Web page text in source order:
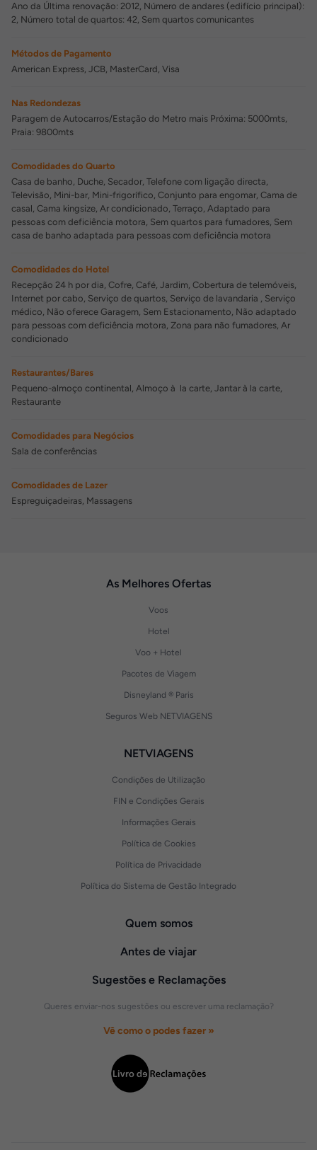
Ano da Última renovação: 2012, Número de andares (edifício principal):
2, Número total de quartos: 42, Sem quartos comunicantes
Métodos de Pagamento
American Express, JCB, MasterCard, Visa
Nas Redondezas
Paragem de Autocarros/Estação do Metro mais Próxima: 5000mts,
Praia: 9800mts
Comodidades do Quarto
Casa de banho, Duche, Secador, Telefone com ligação directa,
Televisão, Mini-bar, Mini-frigorífico, Conjunto para engomar, Cama de
casal, Cama kingsize, Ar condicionado, Terraço, Adaptado para
pessoas com deficiência motora, Sem quartos para fumadores, Sem
casa de banho adaptada para pessoas com deficiência motora
Comodidades do Hotel
Recepção 24 h por dia, Cofre, Café, Jardim, Cobertura de telemóveis,
Internet por cabo, Serviço de quartos, Serviço de lavandaria , Serviço
médico, Não oferece Garagem, Sem Estacionamento, Não adaptado
para pessoas com deficiência motora, Zona para não fumadores, Ar
condicionado
Restaurantes/Bares
Pequeno-almoço continental, Almoço à la carte, Jantar à la carte,
Restaurante
Comodidades para Negócios
Sala de conferências
Comodidades de Lazer
Espreguiçadeiras, Massagens
As Melhores Ofertas
Voos
Hotel
Voo + Hotel
Pacotes de Viagem
Disneyland ® Paris
Seguros Web NETVIAGENS
NETVIAGENS
Condições de Utilização
FIN e Condições Gerais
Informações Gerais
Política de Cookies
Política de Privacidade
Política do Sistema de Gestão Integrado
Quem somos
Antes de viajar
Sugestões e Reclamações
Queres enviar-nos sugestões ou escrever uma reclamação?
Vê como o podes fazer »